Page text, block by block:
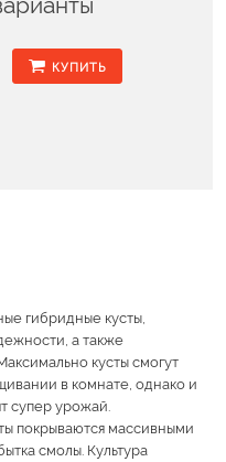
КУПИТЬ
гибридные кусты,
а также
кусты смогут
в комнате, однако и
супер урожай.
покрываются массивными
смолы. Культура